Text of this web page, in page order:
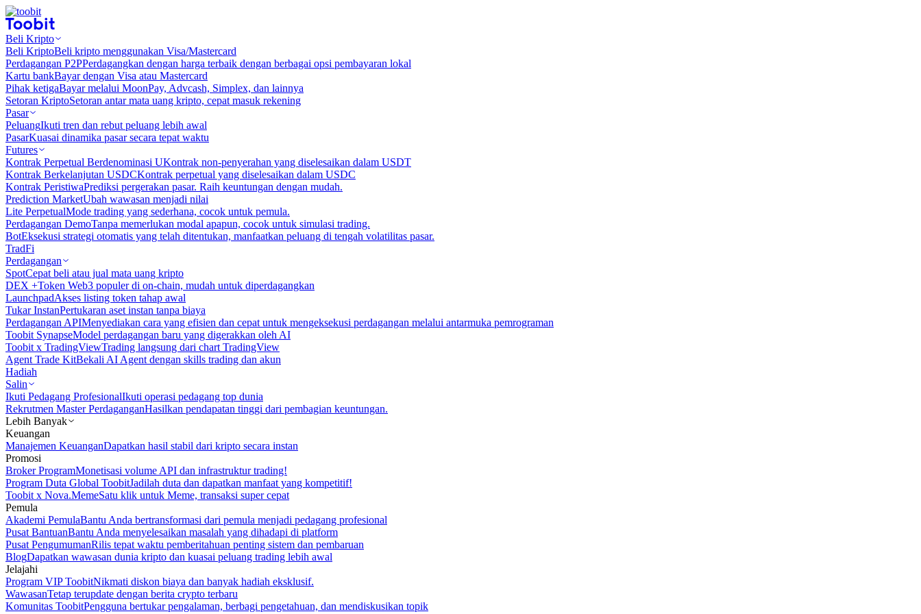
Beli Kripto
Beli KriptoBeli kripto menggunakan Visa/Mastercard
Perdagangan P2PPerdagangkan dengan harga terbaik dengan berbagai opsi pembayaran lokal
Kartu bankBayar dengan Visa atau Mastercard
Pihak ketigaBayar melalui MoonPay, Advcash, Simplex, dan lainnya
Setoran KriptoSetoran antar mata uang kripto, cepat masuk rekening
Pasar
PeluangIkuti tren dan rebut peluang lebih awal
PasarKuasai dinamika pasar secara tepat waktu
Futures
Kontrak Perpetual Berdenominasi UKontrak non-penyerahan yang diselesaikan dalam USDT
Kontrak Berkelanjutan USDCKontrak perpetual yang diselesaikan dalam USDC
Kontrak PeristiwaPrediksi pergerakan pasar. Raih keuntungan dengan mudah.
Prediction MarketUbah wawasan menjadi nilai
Lite PerpetualMode trading yang sederhana, cocok untuk pemula.
Perdagangan DemoTanpa memerlukan modal apapun, cocok untuk simulasi trading.
BotEksekusi strategi otomatis yang telah ditentukan, manfaatkan peluang di tengah volatilitas pasar.
TradFi
Perdagangan
SpotCepat beli atau jual mata uang kripto
DEX +Token Web3 populer di on-chain, mudah untuk diperdagangkan
LaunchpadAkses listing token tahap awal
Tukar InstanPertukaran aset instan tanpa biaya
Perdagangan APIMenyediakan cara yang efisien dan cepat untuk mengeksekusi perdagangan melalui antarmuka pemrograman
Toobit SynapseModel perdagangan baru yang digerakkan oleh AI
Toobit x TradingViewTrading langsung dari chart TradingView
Agent Trade KitBekali AI Agent dengan skills trading dan akun
Hadiah
Salin
Ikuti Pedagang ProfesionalIkuti operasi pedagang top dunia
Rekrutmen Master PerdaganganHasilkan pendapatan tinggi dari pembagian keuntungan.
Lebih Banyak
Keuangan
Manajemen KeuanganDapatkan hasil stabil dari kripto secara instan
Promosi
Broker ProgramMonetisasi volume API dan infrastruktur trading!
Program Duta Global ToobitJadilah duta dan dapatkan manfaat yang kompetitif!
Toobit x Nova.MemeSatu klik untuk Meme, transaksi super cepat
Pemula
Akademi PemulaBantu Anda bertransformasi dari pemula menjadi pedagang profesional
Pusat BantuanBantu Anda menyelesaikan masalah yang dihadapi di platform
Pusat PengumumanRilis tepat waktu pemberitahuan penting sistem dan pembaruan
BlogDapatkan wawasan dunia kripto dan kuasai peluang trading lebih awal
Jelajahi
Program VIP ToobitNikmati diskon biaya dan banyak hadiah eksklusif.
WawasanTetap terupdate dengan berita crypto terbaru
Komunitas ToobitPengguna bertukar pengalaman, berbagi pengetahuan, dan mendiskusikan topik